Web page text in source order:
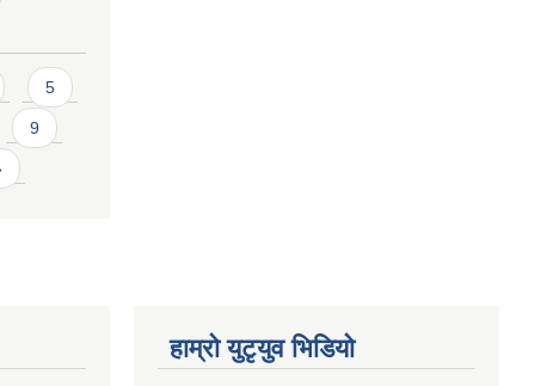
5
9
हाम्राे युटृयुव भिडियाे